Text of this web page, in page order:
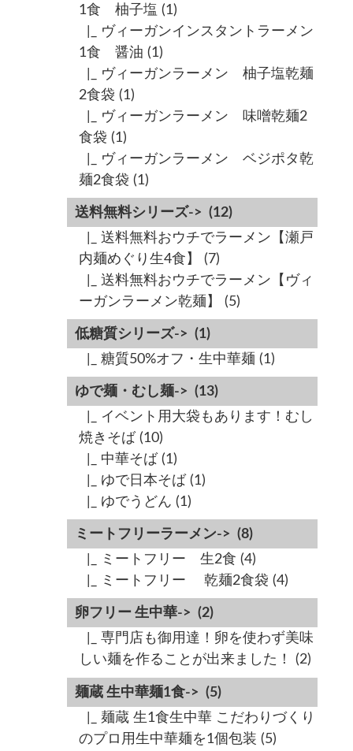
1食 柚子塩 (1)
|_ ヴィーガンインスタントラーメン
1食 醤油 (1)
|_ ヴィーガンラーメン 柚子塩乾麺
2食袋 (1)
|_ ヴィーガンラーメン 味噌乾麺2
食袋 (1)
|_ ヴィーガンラーメン ベジポタ乾
麺2食袋 (1)
送料無料シリーズ-> (12)
|_ 送料無料おウチでラーメン【瀬戸
内麺めぐり生4食】
(7)
|_ 送料無料おウチでラーメン【ヴィ
ーガンラーメン乾麺】
(5)
低糖質シリーズ-> (1)
|_ 糖質50%オフ・生中華麺 (1)
ゆで麺・むし麺-> (13)
|_ イベント用大袋もあります！むし
焼きそば(10)
|_ 中華そば(1)
|_ ゆで日本そば(1)
|_ ゆでうどん (1)
ミートフリーラーメン-> (8)
|_ ミートフリー 生2食 (4)
|_ ミートフリー 乾麺2食袋 (4)
卵フリー 生中華-> (2)
|_ 専門店も御用達！卵を使わず美味
しい麺を作ることが出来ました！
(2)
麺蔵 生中華麺1食-> (5)
|_ 麺蔵 生1食生中華 こだわりづくり
のプロ用生中華麺を1個包装 (5)